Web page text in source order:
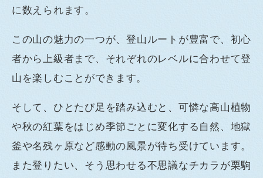
に数えられます。
この山の魅力の一つが、登山ルートが豊富で、初心
者から上級者まで、それぞれのレベルに合わせて登
山を楽しむことができます。
そして、ひとたび足を踏み込むと、可憐な高山植物
や秋の紅葉をはじめ季節ごとに変化する自然、地獄
釜や名残ヶ原など感動の風景が待ち受けています。
また登りたい、そう思わせる不思議なチカラが栗駒